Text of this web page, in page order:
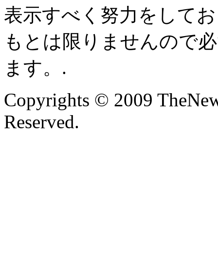
表示すべく努力をして
もとは限りませんので
ます。.
Copyrights © 2009
Reserved.